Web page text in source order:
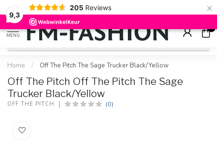
9,3
205 Reviews ×
Check onzesale artikelenvoor flinke kortingen
MENU
0
Home / Off The Pitch The Sage Trucker Black/Yellow
Off The Pitch Off The Pitch The Sage
Trucker Black/Yellow
OFF THE PITCH (0)